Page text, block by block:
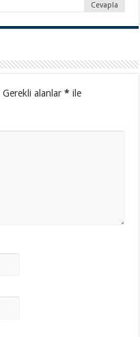
Cevapla
Gerekli alanlar* ile